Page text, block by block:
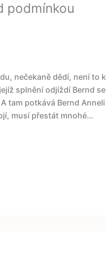
podmínkou
nečekaně dědí, není to k
splnění odjíždí Bernd se
tam potkává Bernd Anneli
musí přestát mnohé…